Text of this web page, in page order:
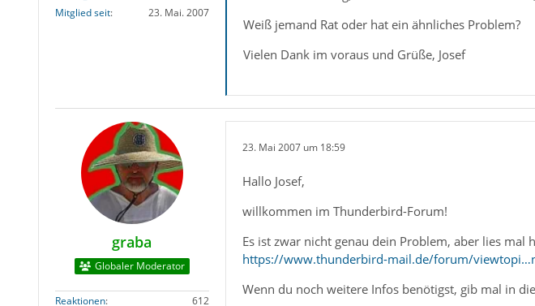
Mitglied seit
23. Mai. 2007
Weiß jemand Rat oder hat ein ähnliches Problem?
Vielen Dank im voraus und Grüße, Josef
graba
Globaler Moderator
Reaktionen
612
23. Mai 2007 um 18:59
Hallo Josef,
willkommen im Thunderbird-Forum!
Es ist zwar nicht genau dein Problem, aber lies mal
https://www.thunderbird-mail.de/forum/
Wenn du noch weitere Infos benötigst, gib mal in